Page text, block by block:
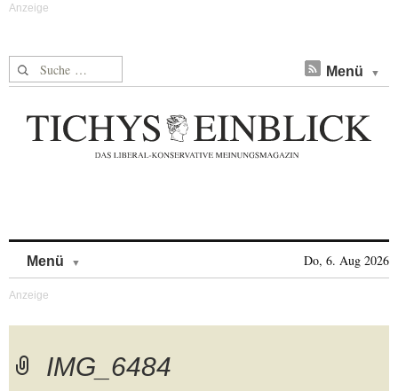
Suche nach: Menü
Menü Do, 6. Aug 2026
IMG_6484